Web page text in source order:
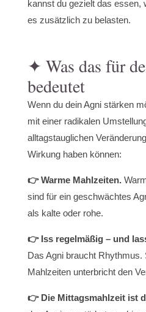
kannst du gezielt das essen,
es zusätzlich zu belasten.
✦ Was das für
bedeutet
Wenn du dein Agni stärken
mit einer radikalen
alltagstauglichen
Wirkung haben können:
👉 Warme Mahlzeiten.
sind für ein geschwächtes
als kalte oder rohe.
👉 Iss regelmäßig – und
Das Agni braucht
Mahlzeiten unterbricht den
👉 Die Mittagsmahlzeit ist